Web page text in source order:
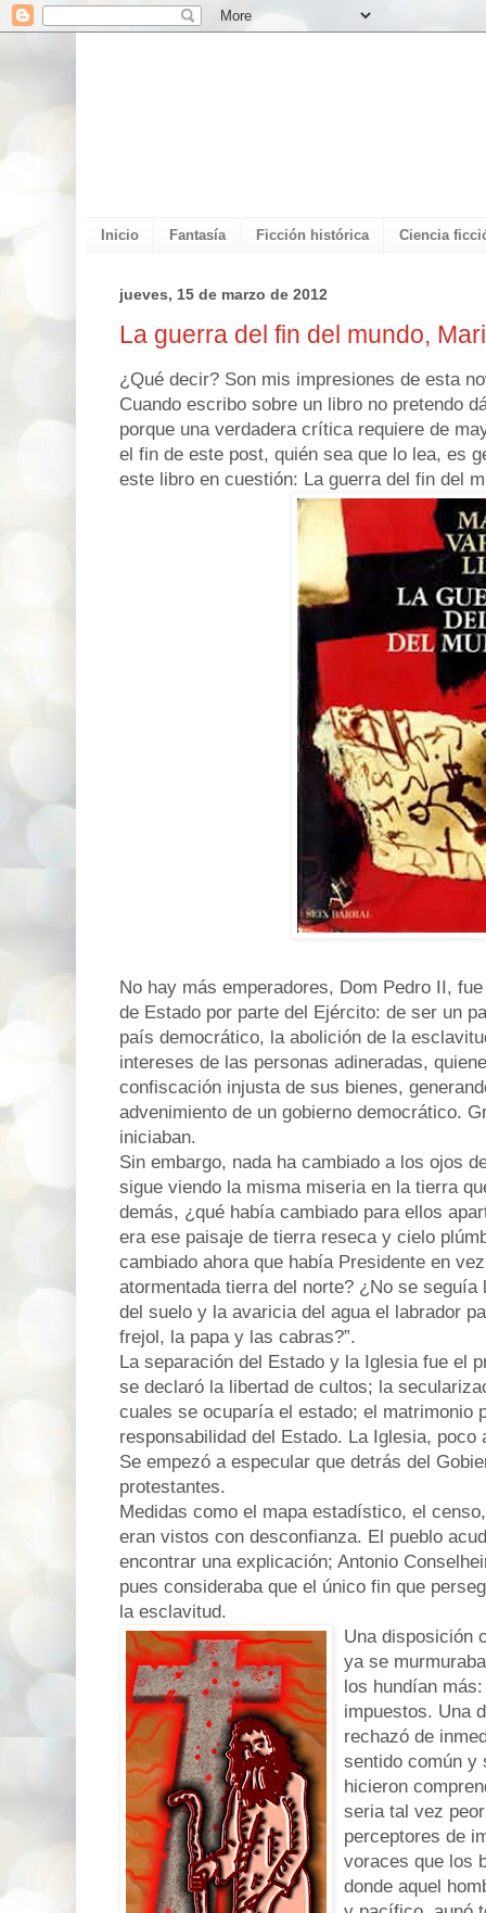
Inicio Fantasía Ficción histórica Ciencia
jueves, 15 de marzo de 2012
La guerra del fin del mundo,
¿Qué decir? Son mis impresiones de esta
Cuando escribo sobre un libro no pretendo
porque una verdadera crítica requiere de
el fin de este post, quién sea que lo lea, es
este libro en cuestión: La guerra del fin del
No hay más emperadores, Dom Pedro II,
de Estado por parte del Ejército: de ser un
país democrático, la abolición de la
intereses de las personas adineradas,
confiscación injusta de sus bienes,
advenimiento de un gobierno democrático.
iniciaban.
Sin embargo, nada ha cambiado a los ojos
sigue viendo la misma miseria en la tierra
demás, ¿qué había cambiado para ellos
era ese paisaje de tierra reseca y cielo
cambiado ahora que había Presidente en
atormentada tierra del norte? ¿No se
del suelo y la avaricia del agua el labrador
frejol, la papa y las cabras?”.
La separación del Estado y la Iglesia fue el
se declaró la libertad de cultos; la
cuales se ocuparía el estado; el matrimonio
responsabilidad del Estado. La Iglesia, poco
Se empezó a especular que detrás del
protestantes.
Medidas como el mapa estadístico, el
eran vistos con desconfianza. El pueblo
encontrar una explicación; Antonio
pues consideraba que el único fin que
la esclavitud.
Una disposición
ya se
los hundían
impuestos. Una
rechazó de
sentido común y
hicieron
seria tal vez
perceptores de
voraces que los
donde aquel